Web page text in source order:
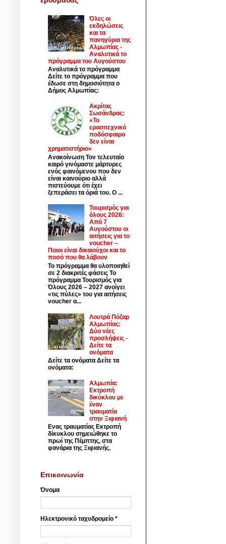
Όλες οι
εκδηλώσεις
και τα
πανηγύρια της
Αλμωπίας -
Αναλυτικά το
πρόγραμμα του Αυγούστου
Αναλυτικά το πρόγραμμα
Δείτε το πρόγραμμα που
έδωσε στη δημοσιότητα ο
Δήμος Αλμωπίας:
Ακρίτας
Σωσάνδρας:
«Το
ερασιτεχνικό
ποδόσφαιρο
δεν είναι
χρηματιστήριο»
Ανακοίνωση Τον τελευταίο
καιρό γινόμαστε μάρτυρες
ενός φαινόμενου που δεν
είναι καινούριο αλλά
πιστεύουμε ότι έχει
ξεπεράσει τα όριά του. Ο ...
Τουρισμός για
όλους 2026:
Από 7
Αυγούστου οι
αιτήσεις για το
voucher –
Ποιοι είναι δικαιούχοι και το
ποσό που θα λάβουν
Το πρόγραμμα θα υλοποιηθεί
σε 2 διακριτές φάσεις Το
πρόγραμμα Τουρισμός για
Όλους 2026 – 2027 ανοίγει
«τις πύλες» του για αιτήσεις
voucher α...
Λουτρά Πόζαρ
Αλμωπίας:
Δύο νέες
προσλήψεις -
Δείτε τα
ονόματα
Δείτε τα ονόματα Δείτε τα
ονόματα:
Αλμωπία:
Εκτροπή
δικύκλου με
έναν
τραυματία
στην Ξιφιανή
Ενας τραυματίας Εκτροπή
δίκυκλου σημειώθηκε το
πρωί της Πέμπτης, στα
φανάρια της Ξιφιανής.
Επικοινωνία
Όνομα
Ηλεκτρονικό ταχυδρομείο *